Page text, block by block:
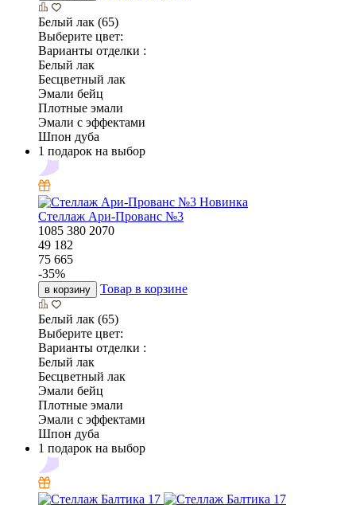
Белый лак (65)
Выберите цвет:
Варианты отделки :
Белый лак
Бесцветный лак
Эмали бейц
Плотные эмали
Эмали с эффектами
Шпон дуба
1 подарок на выбор
Новинка
Стеллаж Ари-Прованс №3
1085 380 2070
49 182
75 665
-35%
в корзину Товар в корзине
Белый лак (65)
Выберите цвет:
Варианты отделки :
Белый лак
Бесцветный лак
Эмали бейц
Плотные эмали
Эмали с эффектами
Шпон дуба
1 подарок на выбор